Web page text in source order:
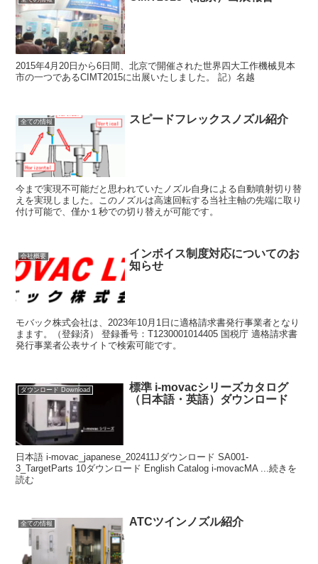
2015年4月20日から6日間、北京で開催された世界四大工作機械見本
市の一つであるCIMT2015に出展いたしました。 記）名越
全ての情報 スピードフレックスノズル紹介
今まで実現不可能だと思われていたノズル自身による自動噴射切り替
えを実現しました。このノズルは高速回転する当社主軸の先端に取り
付け可能で、僅か１秒での切り替えが可能です。
会社概要
インボイス制度対応についてのお
知らせ
モバック株式会社は、2023年10月1日に適格請求書発行事業者となり
まます。（登録済） 登録番号：T1230001014405 国税庁 適格請求書
発行事業者公表サイトで検索可能です。
ダウンロード Download
標準 i-movacシリーズカタログ
（日本語・英語）ダウンロード
日本語 i-movac_japanese_202411Jダウンロード SA001-
3_TargetParts 10ダウンロード English Catalog i-movacMA ...続きを
読む
全ての情報 ATCツインノズル紹介